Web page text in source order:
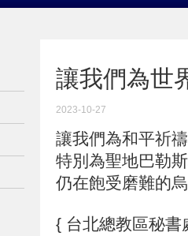
讓我們為世
2023-10-27
讓我們為和平祈
特別為聖地巴勒
仍在飽受磨難的
{ 台北總教區秘